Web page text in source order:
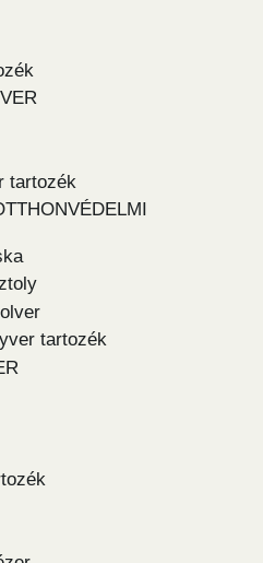
tartozék
tartozék